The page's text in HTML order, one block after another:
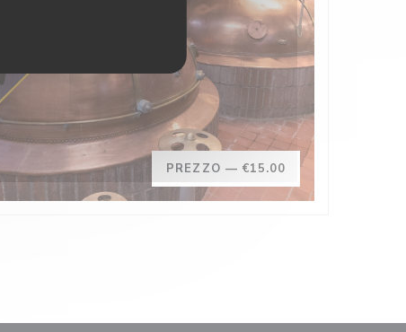
PREZZO — €15.00